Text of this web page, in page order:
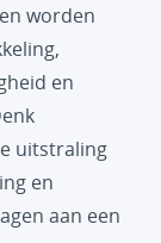
worden
en
uitstraling
en
aan een